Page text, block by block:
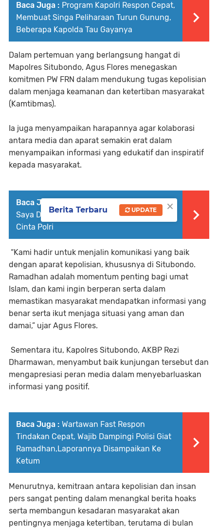
Baca Juga : Program Kapolri Respon Cepat,
Membuat Singa Peliharaan Turun Gunung,
Beberapa Kapolda Tau Gayanya
Dalam pertemuan yang berlangsung hangat di
Mapolres Situbondo, Agus Flores menegaskan
komitmen PW FRN dalam mendukung tugas kepolisian
dalam menjaga keamanan dan ketertiban masyarakat
(Kamtibmas).
Ia juga menyampaikan harapannya agar kolaborasi
antara media dan aparat semakin erat dalam
menyampaikan informasi yang edukatif dan inspiratif
kepada masyarakat.
Baca Juga :
Ketum PW-FRN Agus Flores:
Saya Dirikan Fast Respon Agar Masyarakat
Cinta Polri
“Kami hadir untuk menjalin komunikasi yang baik
dengan aparat kepolisian, khususnya di Situbondo.
Ramadhan adalah momentum penting bagi umat
Islam, dan kami ingin berperan serta dalam
memastikan masyarakat mendapatkan informasi yang
benar serta ikut menjaga situasi yang aman dan
damai,” ujar Agus Flores.
Sementara itu, Kapolres Situbondo, AKBP Rezi
Dharmawan, menyambut baik kunjungan tersebut dan
mengapresiasi peran media dalam menyebarluaskan
informasi yang positif.
Baca Juga : Wartawan Fast Respon
Tindakan Cepat, Wajib Dampingi Polisi Giat
Ramadhan,Laporannya Disampaikan Ke
Ketum
Menurutnya, kemitraan antara kepolisian dan insan
pers sangat penting dalam menangkal berita hoaks
serta membangun kesadaran masyarakat akan
pentingnya menjaga ketertiban, terutama di bulan
×
Berita Terbaru UPDATE